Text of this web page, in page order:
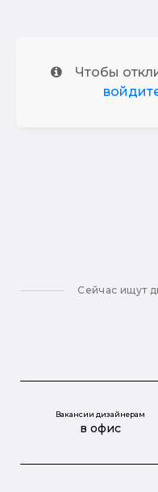
Чтобы
Сейчас ищут
Вакансии дизайнерам
в офис